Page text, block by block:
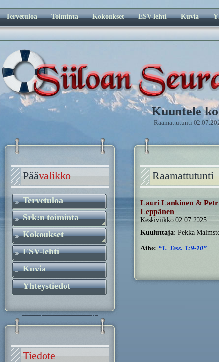
Tervetuloa Toiminta Kokoukset ESV-lehti Kuvia
Kuuntele
Raamattutunti
Päävalikko
Tervetuloa
Srk:n toiminta
Kokoukset
ESV-lehti
Kuvia
Yhteystiedot
Tiedote
Raamattutunti
Lauri Lankinen &
Leppänen
Keskiviikko 02.07.2025
Kuuluttaja: Pekka
Aihe: “1. Tess. 1:9-10”